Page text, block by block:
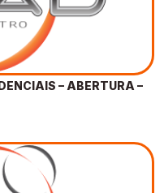
– ABERTURA –